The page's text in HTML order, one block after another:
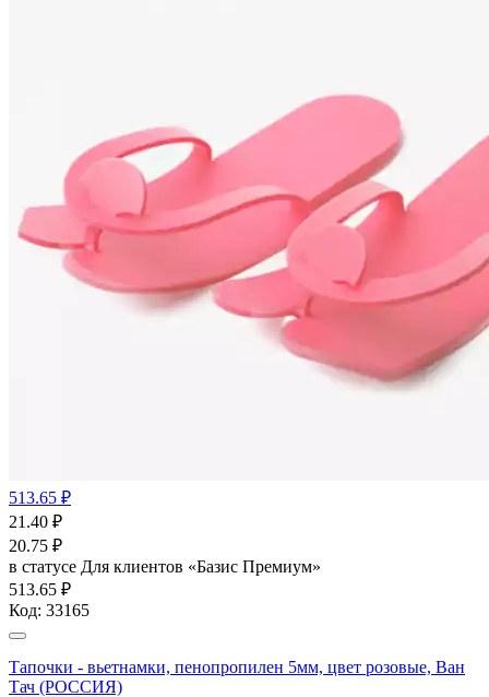
513.65 ₽
21.40 ₽
20.75 ₽
в статусе Для клиентов «Базис Премиум»
513.65 ₽
Код: 33165
Тапочки - вьетнамки, пенопропилен 5мм, цвет розовые, Ван
Тач (РОССИЯ)